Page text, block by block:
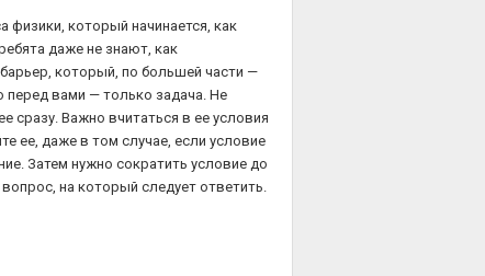
физики, который начинается, как
даже не знают, как
который, по большей части —
перед вами — только задача. Не
сразу. Важно вчитаться в ее условия
ее, даже в том случае, если условие
Затем нужно сократить условие до
на который следует ответить.